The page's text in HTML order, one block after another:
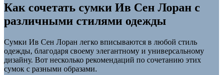
Как сочетать сумки Ив Сен Лоран с
различными стилями одежды
Сумки Ив Сен Лоран легко вписываются в любой стиль
одежды, благодаря своему элегантному и универсальному
дизайну. Вот несколько рекомендаций по сочетанию этих
сумок с разными образами.